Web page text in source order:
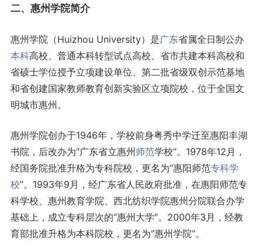
二、惠州学院简介
惠州学院（Huizhou University）是广东省属全日制公办
本科高校、普通本科转型试点高校、省市共建本科高校和
省硕士学位授予立项建设单位、第二批省级双创示范基地
和省创建国家教师教育创新实验区立项院校，位于全国文
明城市惠州。
惠州学院创办于1946年，学校前身粤秀中学迁至惠阳丰湖
书院，后改办为“广东省立惠州师范学校”。1978年12月，
经国务院批准升格为专科院校，更名为“惠阳师范专科学
校”。1993年9月，经广东省人民政府批准，在惠阳师范专
科学校、惠州教育学院、西北纺织学院惠州分院联合办学
基础上，成立专科层次的“惠州大学”。2000年3月，经教
育部批准升格为本科院校，更名为"惠州学院"。